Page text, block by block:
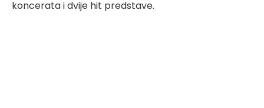
koncerata i dvije hit predstave.